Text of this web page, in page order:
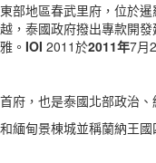
部地區春武里府，位於
，泰國政府撥出專款開
。 IOI 2011於2011年7月
府，也是泰國北部政治
緬甸景棟城並稱蘭納王